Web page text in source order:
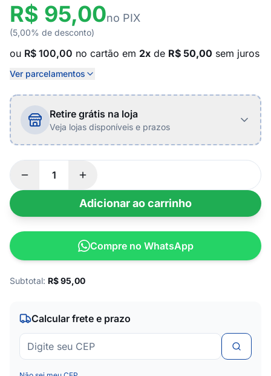
R$ 95,00no PIX
(5,00% de desconto)
ou R$ 100,00 no cartão em 2x de R$ 50,00 sem juros
Ver parcelamentos
Retire grátis na loja
Veja lojas disponíveis e prazos
Adicionar ao carrinho
Compre no WhatsApp
Subtotal: R$95,00
Calcular frete e prazo